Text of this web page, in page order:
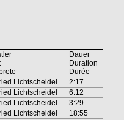
Dauer
Duration
Durée
Lichtscheidel
2:17
Lichtscheidel
6:12
Lichtscheidel
3:29
Lichtscheidel
18:55